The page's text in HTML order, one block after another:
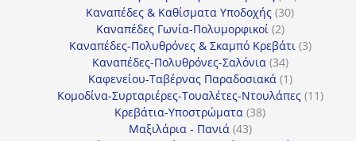
προϊόντα
Καναπέδες & Καθίσματα Υποδοχής 3030
Καναπέδες Γωνία-Πολυμορφικοί 22
προϊόντα
Καναπέδες-Πολυθρόνες & Σκαμπό Κρεβάτι 33
Καναπέδες-Πολυθρόνες-Σαλόνια 3434
προϊόντα
Καφενείου-Ταβέρνας Παραδοσιακά 11
προϊόν
Κομοδίνα-Συρταριέρες-Τουαλέτες-Ντουλάπες 1111
Κρεβάτια-Υποστρώματα 3838
Μαξιλάρια - Πανιά 4343